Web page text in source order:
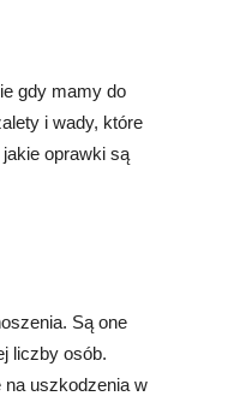
gdy mamy do
i wady, które
oprawki są
Są one
liczby osób.
na uszkodzenia w